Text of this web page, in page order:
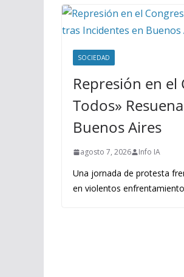
SOCIEDAD
Represión en el
Todos»
Buenos Aires
agosto 7, 2026 Info IA
Una jornada de protesta
en violentos